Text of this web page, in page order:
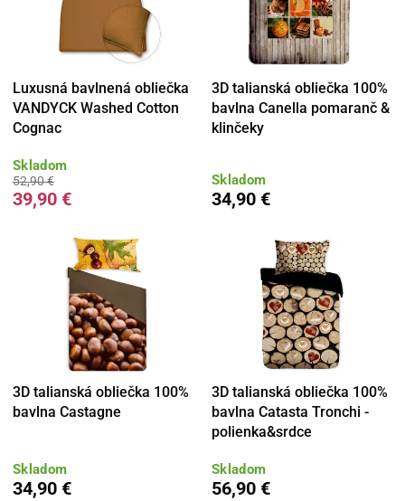
Luxusná bavlnená obliečka
VANDYCK Washed Cotton
Cognac
Skladom
52,90 €
39,90 €
3D talianská obliečka 100%
bavlna Canella pomaranč &
klinčeky
Skladom
34,90 €
3D talianská obliečka 100%
bavlna Castagne
Skladom
34,90 €
3D talianská obliečka 100%
bavlna Catasta Tronchi -
polienka&srdce
Skladom
56,90 €